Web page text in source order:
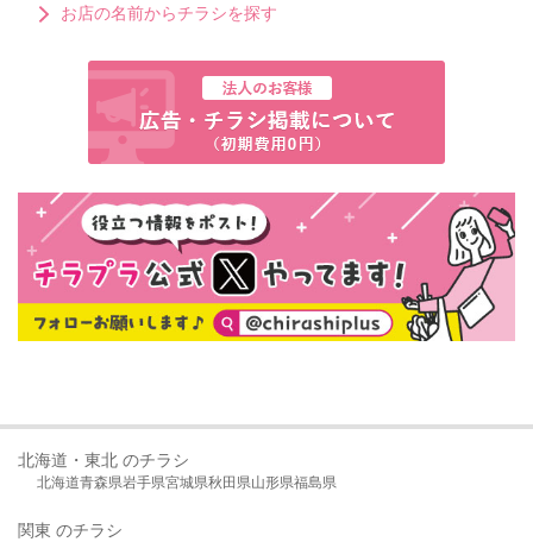
お店の名前からチラシを探す
北海道・東北 のチラシ
北海道青森県岩手県宮城県秋田県山形県福島県
関東 のチラシ